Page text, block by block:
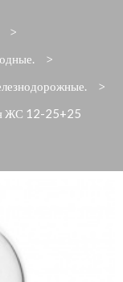
>
>
>
ЖС 12-25+25